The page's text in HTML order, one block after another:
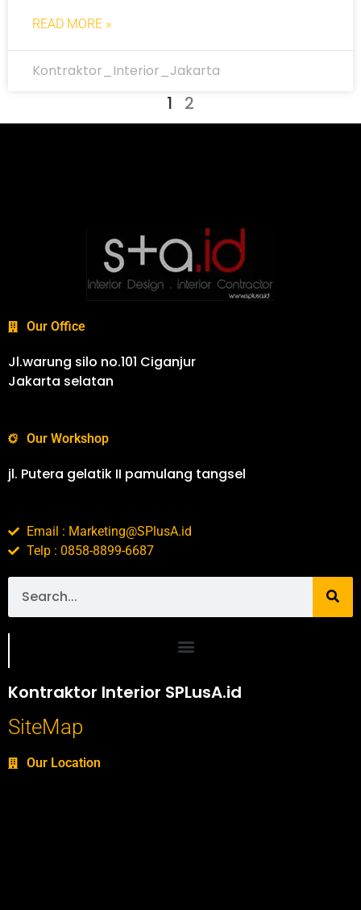
READ MORE »
Kontraktor_Interior_Jakarta
1 2
Our Office
Jl.warung silo no.101 Ciganjur
Jakarta selatan
Our Workshop
jl. Putera gelatik II pamulang tangsel
Email : Marketing@SPlusA.id
Telp : 0858-8899-6687
Kontraktor Interior SPLusA.id
SiteMap
Our Location